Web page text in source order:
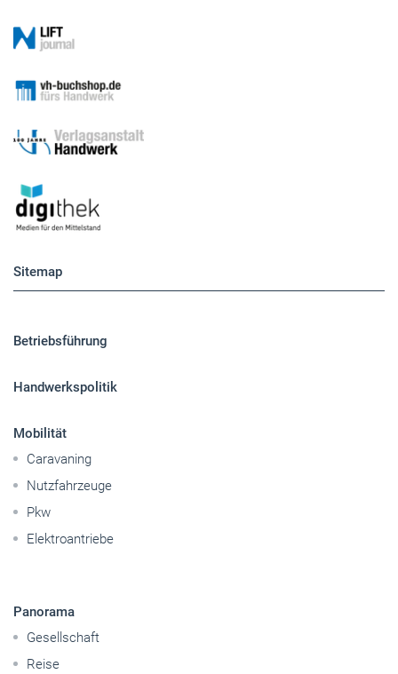
Sitemap
Betriebsführung
Handwerkspolitik
Mobilität
Caravaning
Nutzfahrzeuge
Pkw
Elektroantriebe
Panorama
Gesellschaft
Reise